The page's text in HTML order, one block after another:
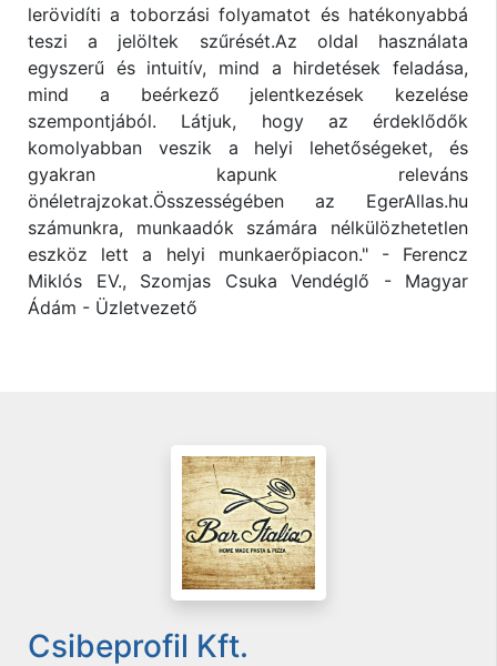
lerövidíti a toborzási folyamatot és hatékonyabbá
teszi a jelöltek szűrését.Az oldal használata
egyszerű és intuitív, mind a hirdetések feladása,
mind a beérkező jelentkezések kezelése
szempontjából. Látjuk, hogy az érdeklődők
komolyabban veszik a helyi lehetőségeket, és
gyakran kapunk releváns
önéletrajzokat.Összességében az EgerAllas.hu
számunkra, munkaadók számára nélkülözhetetlen
eszköz lett a helyi munkaerőpiacon." - Ferencz
Miklós EV., Szomjas Csuka Vendéglő - Magyar
Ádám - Üzletvezető
Csibeprofil Kft.